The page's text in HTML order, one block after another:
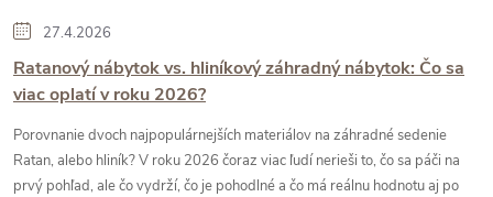
27.4.2026
Ratanový nábytok vs. hliníkový záhradný nábytok: Čo sa
viac oplatí v roku 2026?
Porovnanie dvoch najpopulárnejších materiálov na záhradné sedenie
Ratan, alebo hliník? V roku 2026 čoraz viac ľudí nerieši to, čo sa páči na
prvý pohľad, ale čo vydrží, čo je pohodlné a čo má reálnu hodnotu aj po